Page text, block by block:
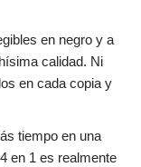
en negro y a
calidad. Ni
en cada copia y
tiempo en una
en 1 es realmente